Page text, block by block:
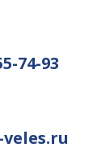
74-93